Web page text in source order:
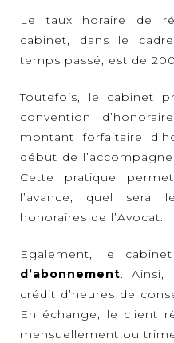
Le taux horaire de
cabinet, dans le
temps passé, est de
Toutefois, le cabinet
convention
montant forfaitaire
début de
Cette pratique
l’avance, quel sera
honoraires de l’Avocat.
Egalement, le
d’abonnement. Ainsi,
crédit d’heures de
En échange, le client
mensuellement ou